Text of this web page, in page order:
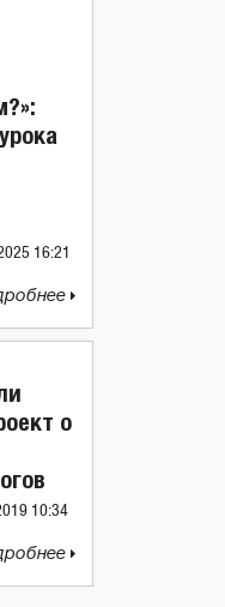
16:21
о
10:34